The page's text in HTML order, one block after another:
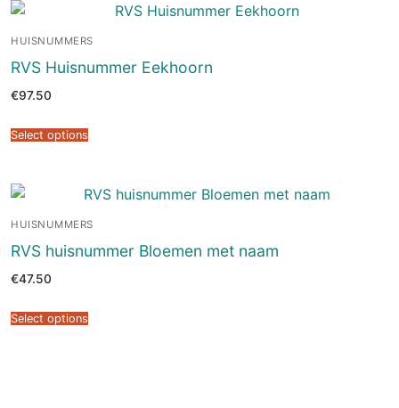
HUISNUMMERS
RVS Huisnummer Eekhoorn
€97.50
Select options
HUISNUMMERS
RVS huisnummer Bloemen met naam
€47.50
Select options